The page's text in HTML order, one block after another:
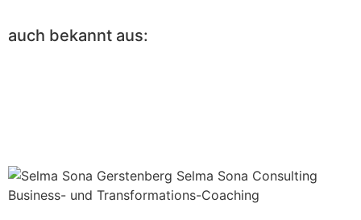
auch bekannt aus: